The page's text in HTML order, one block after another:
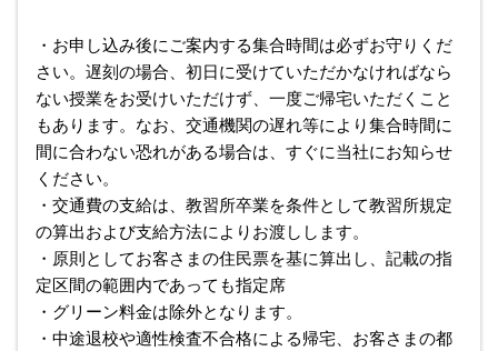
・お申し込み後にご案内する集合時間は必ずお守りくだ
さい。遅刻の場合、初日に受けていただかなければなら
ない授業をお受けいただけず、一度ご帰宅いただくこと
もあります。なお、交通機関の遅れ等により集合時間に
間に合わない恐れがある場合は、すぐに当社にお知らせ
ください。
・交通費の支給は、教習所卒業を条件として教習所規定
の算出および支給方法によりお渡しします。
・原則としてお客さまの住民票を基に算出し、記載の指
定区間の範囲内であっても指定席
・グリーン料金は除外となります。
・中途退校や適性検査不合格による帰宅、お客さまの都